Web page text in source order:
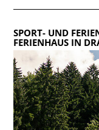
SPORT- UND
FERIENHAUS IN